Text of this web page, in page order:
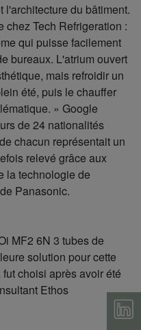
l'architecture du bâtiment.
chez Tech Refrigeration :
qui puisse facilement
bureaux. L'atrium ouvert
mais refroidir un
été, puis le chauffer
» Google
de 24 nationalités
chacun représentait un
relevé grâce aux
la technologie de
Panasonic.
MF2 6N 3 tubes de
solution pour cette
choisi après avoir été
Ethos